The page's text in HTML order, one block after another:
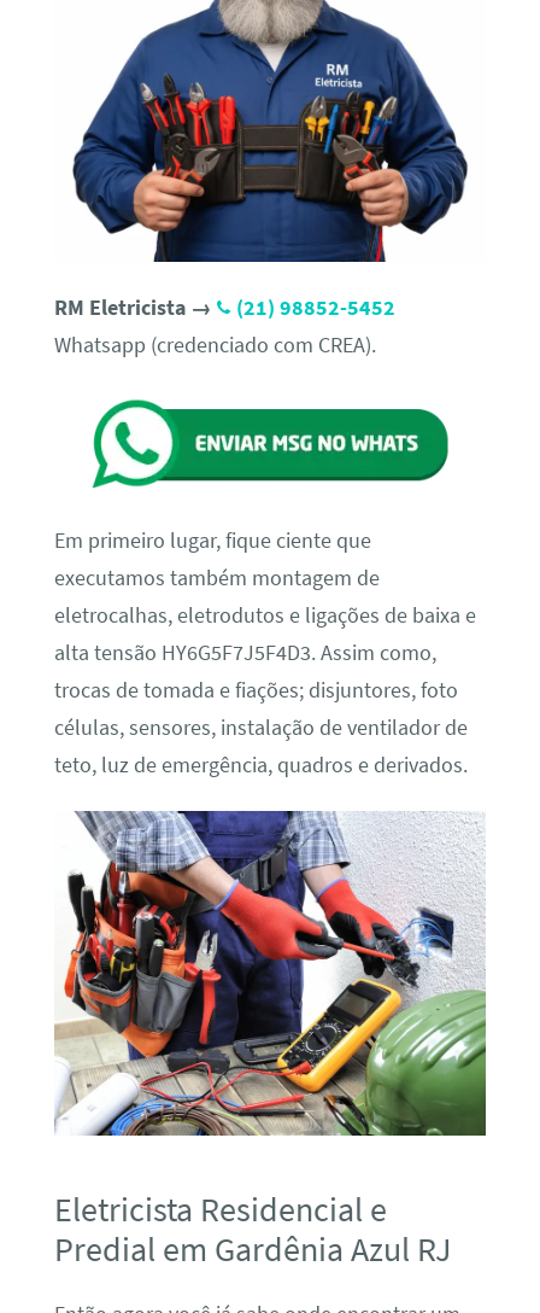
RM Eletricista →
(21) 98852-5452
Whatsapp (credenciado com CREA).
Em primeiro lugar, fique ciente que
executamos também montagem de
eletrocalhas, eletrodutos e ligações de baixa e
alta tensão HY6G5F7J5F4D3. Assim como,
trocas de tomada e fiações; disjuntores, foto
células, sensores, instalação de ventilador de
teto, luz de emergência, quadros e derivados.
Eletricista Residencial e
Predial em Gardênia Azul RJ